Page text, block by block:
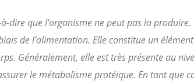
dire que l’organisme ne peut pas la
de l’alimentation. Elle constitue un
Généralement, elle est très présente au
le métabolisme protéique. En tant que